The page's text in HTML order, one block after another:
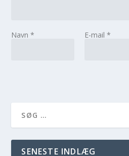
Navn* E-mail *
SENESTE INDLÆG